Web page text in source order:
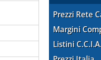
Prezzi Rete
Margini
Listini